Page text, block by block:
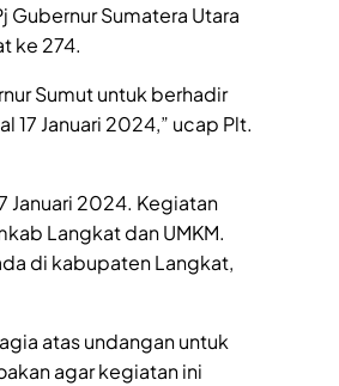
Gubernur Sumatera Utara
ke 274.
Sumut untuk berhadir
17 Januari 2024,” ucap Plt.
Januari 2024. Kegiatan
Langkat dan UMKM.
di kabupaten Langkat,
atas undangan untuk
agar kegiatan ini